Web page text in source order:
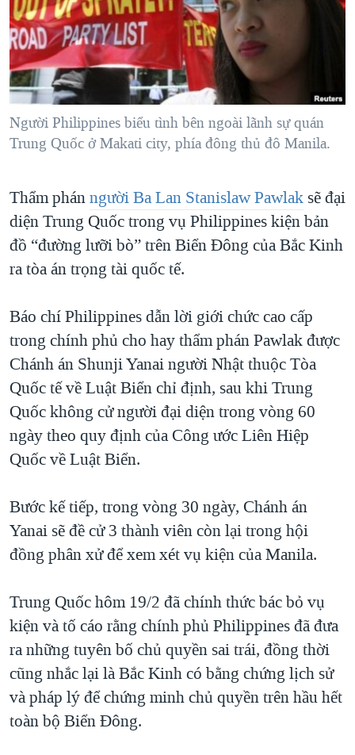
"Tìm"NGƯỜI VIỆT HẢI NGOẠI
ĐỜI SỐNG
KINH TẾ
KHOA HỌC
SỨC KHOẺ
THỂ THAO
GIÁO DỤC
TẠI
HÀNH TRÌNH BẦU CỬ 2024
MỘT NĂM CHIẾN TRANH TẠI DẢI GAZA
GIẢI MÃ VÀNH ĐAI & CON ĐƯỜNG
NGÀY TỊ NẠN THẾ GIỚI
TRỊNH VĨNH BÌNH - NGƯỜI HẠ 'BÊN THẮNG CUỘC'
CHI PHÍ CHIẾN TRANH AFGHANISTAN
CÁC GIÁ TRỊ CỘNG HÒA Ở VIỆT NAM
THƯỢNG ĐỈNH TRUMP-KIM TẠI VIỆT NAM
NGƯ DÂN VIỆT VÀ LÀN SÓNG TRỘM HẢI SÂM
BÊN KIA QUỐC LỘ: TIẾNG VỌNG TỪ NÔNG THÔN MỸ
QUAN HỆ VIỆT MỸ
VIDEO
NGHE
MẠNG XÃ HỘI
Người Philippines biểu tình bên ngoài lãnh sự quán
Trung Quốc ở Makati city, phía đông thủ đô Manila.
Thẩm phánngười Ba Lan Stanislaw Pawlaksẽ đại
diện Trung Quốc trong vụ Philippines kiện bản
đồ “đường lưỡi bò” trên Biển Đông của Bắc Kinh
ra tòa án trọng tài quốc tế.
Báo chí Philippines dẫn lời giới chức cao cấp
trong chính phủ cho hay thẩm phán Pawlak được
Chánh án Shunji Yanai người Nhật thuộc Tòa
Quốc tế về Luật Biển chỉ định, sau khi Trung
Quốc không cử người đại diện trong vòng 60
ngày theo quy định của Công ước Liên Hiệp
Quốc về Luật Biển.
Bước kế tiếp, trong vòng 30 ngày, Chánh án
Yanai sẽ đề cử 3 thành viên còn lại trong hội
đồng phân xử để xem xét vụ kiện của Manila.
Trung Quốc hôm 19/2 đã chính thức bác bỏ vụ
kiện và tố cáo rằng chính phủ Philippines đã đưa
ra những tuyên bố chủ quyền sai trái, đồng thời
cũng nhắc lại là Bắc Kinh có bằng chứng lịch sử
và pháp lý để chứng minh chủ quyền trên hầu hết
toàn bộ Biển Đông.